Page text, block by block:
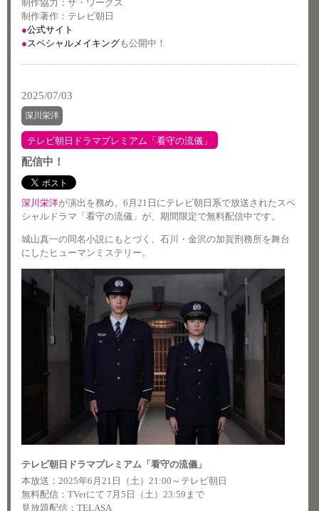
制作協力：ザ・ワークス
制作著作：テレビ朝日
●公式サイト
● スペシャルメイキングも公開中！
2025/07/03
深川栄洋
テレビ朝日ドラマプレミアム「看守の流儀」
配信中！
深川栄洋が演出を務め、6月21日にテレビ朝日系で放送されたスペ
シャルドラマ「看守の流儀」が、期間限定で無料配信中です。
城山真一の同名小説にもとづく、石川・金沢の加賀刑務所を舞台
にしたヒューマンミステリー。
テレビ朝日ドラマプレミアム「看守の流儀」
本放送：2025年6月21日（土）21:00～テレビ朝日
無料配信：TVerにて 7月5日（土）23:59まで
見放題配信：TELASA